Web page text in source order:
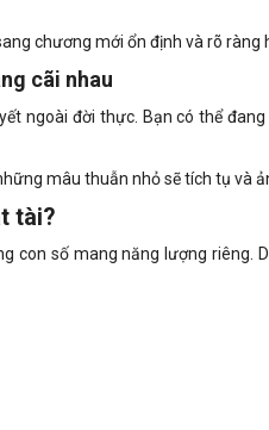
chương mới ổn định và rõ ràng
cãi nhau
ngoài đời thực. Bạn có thể
mâu thuẫn nhỏ sẽ tích tụ và
tài?
con số mang năng lượng riêng.